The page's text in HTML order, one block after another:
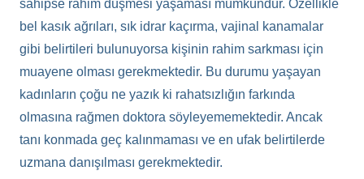
sahipse rahim düşmesi yaşaması mümkündür. Özellikle
bel kasık ağrıları, sık idrar kaçırma, vajinal kanamalar
gibi belirtileri bulunuyorsa kişinin rahim sarkması için
muayene olması gerekmektedir. Bu durumu yaşayan
kadınların çoğu ne yazık ki rahatsızlığın farkında
olmasına rağmen doktora söyleyememektedir. Ancak
tanı konmada geç kalınmaması ve en ufak belirtilerde
uzmana danışılması gerekmektedir.